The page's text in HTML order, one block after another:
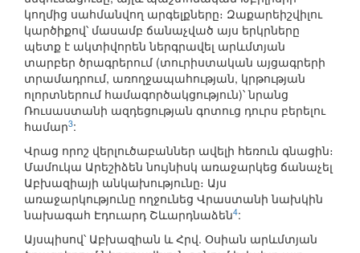
կողմից սահմանվող արգելքները։ Զաքարեիշվիլու
կարծիքով՝ մասամբ ճանաչված այս երկրները
պետք է ակտիվորեն ներգրավել արևմտյան
տարբեր ծրագրերում (տուրիստական այցագրերի
տրամադրում, առողջապահության, կրթության
ոլորտներում համագործակցություն)՝ նրանց
Ռուսաստանի ազդեցության գոտուց դուրս բերելու
համար3:
Վրաց որոշ վերլուծաբաններ ավելի հեռուն գնացին։
Մամուկա Արեշիձեն նույնիսկ առաջարկեց ճանաչել
Աբխազիայի անկախությունը։ Այս
առաջարկությունը ողջունեց Վրաստանի նախկին
նախագահ Էդուարդ Շևարդնաձեն4:
Այսպիսով՝ Աբխազիան և Հրվ. Օսիան արևմտյան